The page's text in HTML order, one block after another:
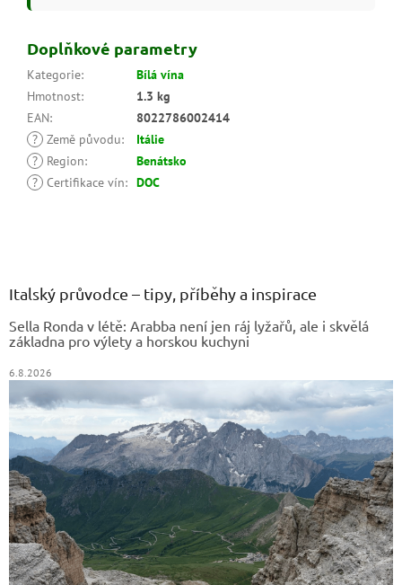
Doplňkové parametry
Kategorie:
Bílá vína
Hmotnost:
1.3 kg
EAN:
8022786002414
? Země původu:
Itálie
?
Region:
Benátsko
? Certifikace vín: DOC
Italský průvodce – tipy, příběhy a inspirace
Sella Ronda v létě: Arabba není jen ráj lyžařů, ale i skvělá
základna pro výlety a horskou kuchyni
6.8.2026